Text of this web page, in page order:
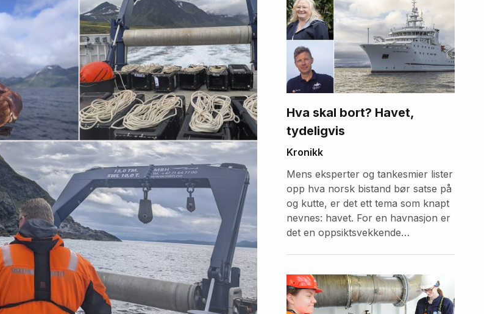
Hva skal bort? Havet,
tydeligvis
Kronikk
Mens eksperter og tankesmier lister
opp hva norsk bistand bør satse på
og kutte, er det ett tema som knapt
nevnes: havet. For en havnasjon er
det en oppsiktsvekkende